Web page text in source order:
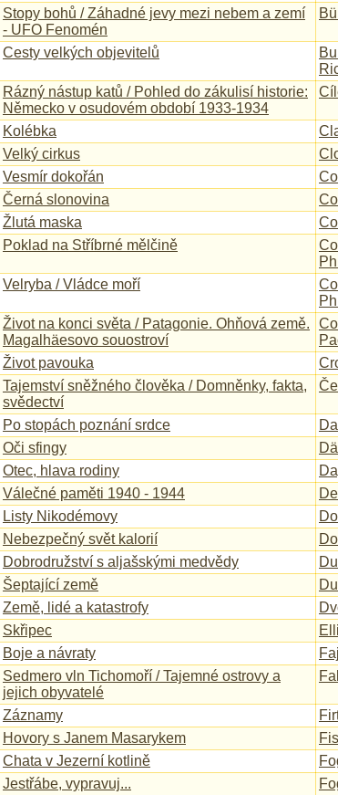
Stopy bohů / Záhadné jevy mezi nebem a zemí
- UFO Fenomén
Cesty velkých objevitelů
Rázný nástup katů / Pohled do zákulisí historie:
Německo v osudovém období 1933-1934
Kolébka
Velký cirkus
Vesmír dokořán
Černá slonovina
Žlutá maska
Poklad na Stříbrné mělčině
Velryba / Vládce moří
Život na konci světa / Patagonie. Ohňová země.
Magalhäesovo souostroví
Život pavouka
Tajemství sněžného člověka / Domněnky, fakta,
svědectví
Po stopách poznání srdce
Oči sfingy
Otec, hlava rodiny
Válečné paměti 1940 - 1944
Listy Nikodémovy
Nebezpečný svět kalorií
Dobrodružství s aljašskými medvědy
Šeptající země
Země, lidé a katastrofy
Skřipec
Boje a návraty
Sedmero vln Tichomoří / Tajemné ostrovy a
jejich obyvatelé
Záznamy
Hovory s Janem Masarykem
Chata v Jezerní kotlině
Jestřábe, vypravuj...